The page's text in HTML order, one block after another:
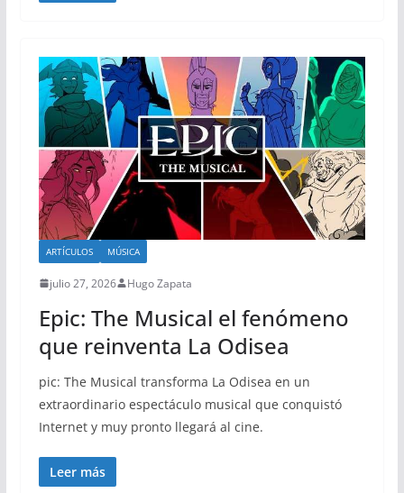
ARTÍCULOS MÚSICA
julio 27, 2026 Hugo Zapata
Epic: The Musical el fenómeno
que reinventa La Odisea
pic: The Musical transforma La Odisea en un
extraordinario espectáculo musical que conquistó
Internet y muy pronto llegará al cine.
Leer más